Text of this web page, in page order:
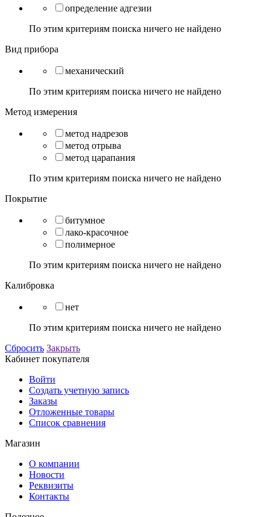
определение адгезии
По этим критериям поиска ничего не найдено
Вид прибора
механический
По этим критериям поиска ничего не найдено
Метод измерения
метод надрезов
метод отрыва
метод царапания
По этим критериям поиска ничего не найдено
Покрытие
битумное
лако-красочное
полимерное
По этим критериям поиска ничего не найдено
Калибровка
нет
По этим критериям поиска ничего не найдено
Сбросить Закрыть
Кабинет покупателя
Войти
Создать учетную запись
Заказы
Отложенные товары
Список сравнения
Магазин
О компании
Новости
Реквизиты
Контакты